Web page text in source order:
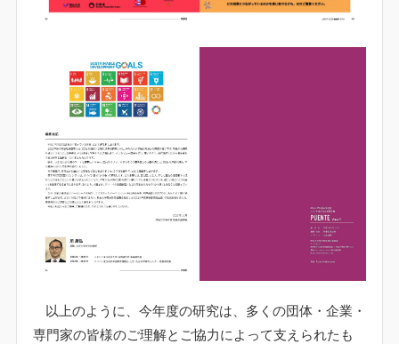
以上のように、今年度の研究は、多くの団体・企業・
専門家の皆様のご理解とご協力によって支えられたも